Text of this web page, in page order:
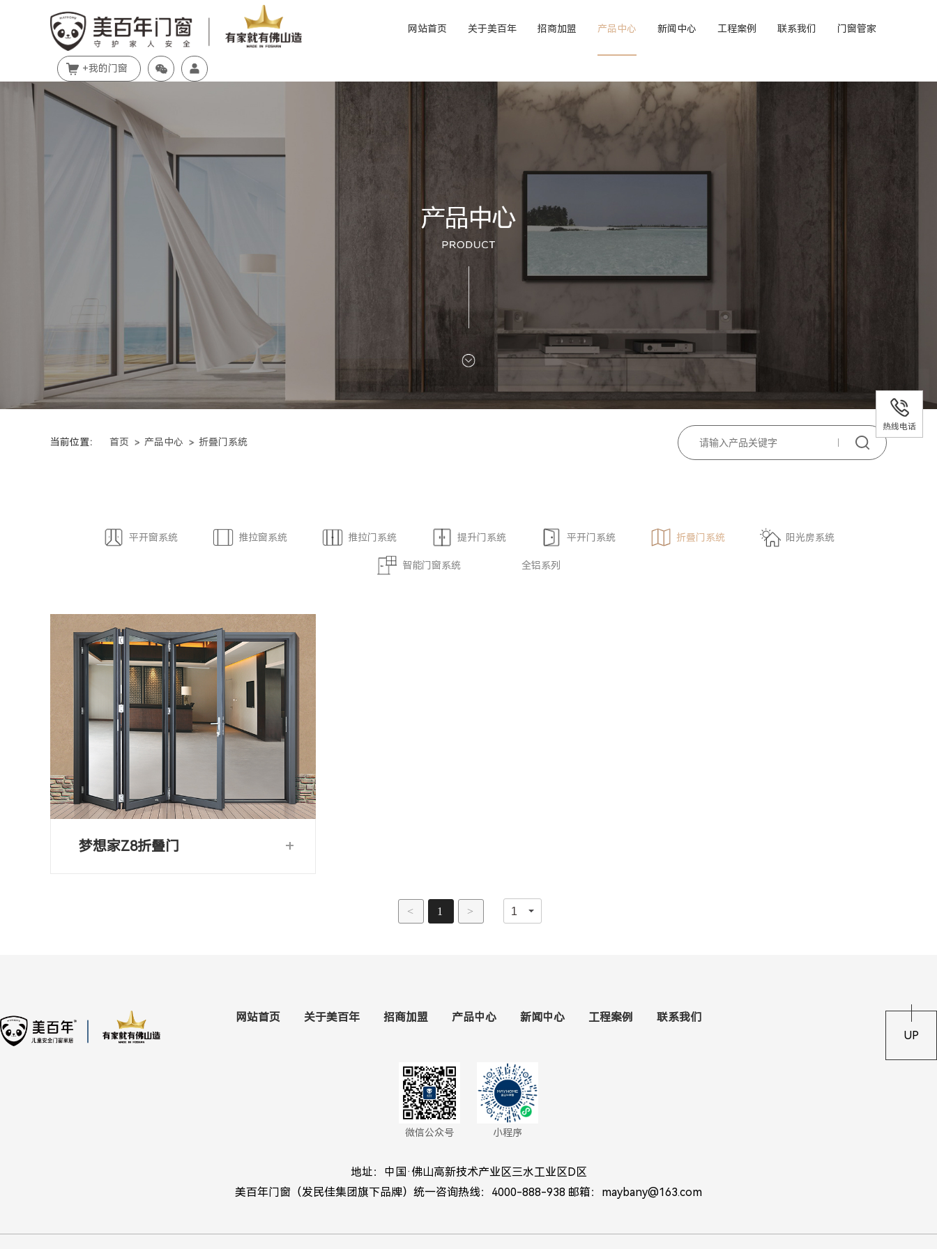
网站首页 关于美百年 招商加盟 产品中心 新闻中心 工程案例 联系我们 门窗管家
+我的门窗
当前位置： 首页 产品中心 折叠门系统
平开窗系统 推拉窗系统 推拉门系统 提升门系统 平开门系统 折叠门系统 阳光房系统
智能门窗系统 全铝系列
梦想家Z8折叠门 +
< 1 >
网站首页 关于美百年 招商加盟 产品中心 新闻中心 工程案例 联系我们
微信公众号 小程序
地址：中国·佛山高新技术产业区三水工业区D区
美百年门窗（发民佳集团旗下品牌）统一咨询热线：4000-888-938 邮箱：maybany@163.com
UP
热线电话